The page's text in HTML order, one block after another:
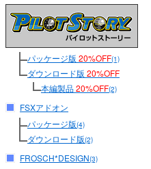
パッケージ版 20%OFF(1)
ダウンロード版 20%OFF
本編製品20%OFF(2)
FSXアドオン
パッケージ版(4)
ダウンロード版(2)
FROSCH*DESIGN(3)